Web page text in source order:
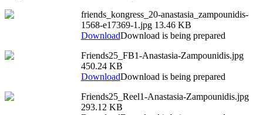
friends_kongress_20-anastasia_zampounidis-
1568-e17369-1.jpg 13.46 KB
DownloadDownload is being prepared
Friends25_FB1-Anastasia-Zampounidis.jpg
450.24 KB
DownloadDownload is being prepared
Friends25_Reel1-Anastasia-Zampounidis.jpg
293.12 KB